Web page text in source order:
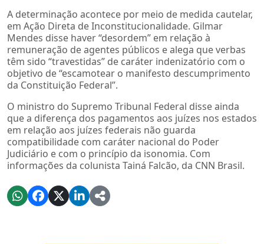
A determinação acontece por meio de medida cautelar,
em Ação Direta de Inconstitucionalidade. Gilmar
Mendes disse haver “desordem” em relação à
remuneração de agentes públicos e alega que verbas
têm sido “travestidas” de caráter indenizatório com o
objetivo de “escamotear o manifesto descumprimento
da Constituição Federal”.
O ministro do Supremo Tribunal Federal disse ainda
que a diferença dos pagamentos aos juízes nos estados
em relação aos juízes federais não guarda
compatibilidade com caráter nacional do Poder
Judiciário e com o princípio da isonomia. Com
informações da colunista Tainá Falcão, da CNN Brasil.